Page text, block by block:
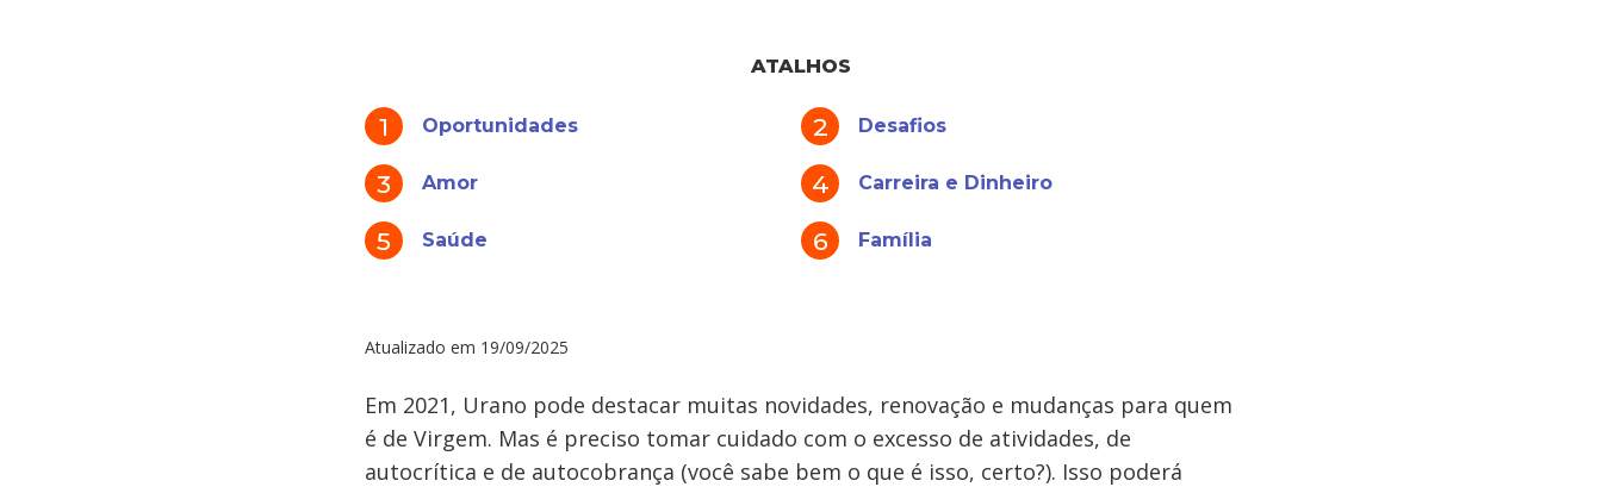
ATALHOS
Oportunidades Desafios
Amor Carreira e Dinheiro
Saúde Família
Atualizado em 19/09/2025
Em 2021, Urano pode destacar muitas novidades, renovação e mudanças para quem
é de Virgem. Mas é preciso tomar cuidado com o excesso de atividades, de
autocrítica e de autocobrança (você sabe bem o que é isso, certo?). Isso poderá